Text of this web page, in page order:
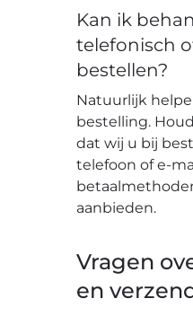
Kan ik
telefonisch
bestellen?
Natuurlijk
bestelling.
dat wij u bij
telefoon of e-
aanbieden.
Vragen
en